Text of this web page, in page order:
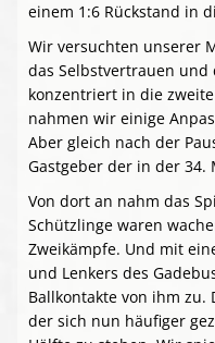
einem 1:6 Rückstand in
Wir versuchten unserer
das Selbstvertrauen
konzentriert in die
nahmen wir einige
Aber gleich nach der
Gastgeber der in der 34.
Von dort an nahm das
Schützlinge waren
Zweikämpfe. Und mit
und Lenkers des
Ballkontakte von ihm zu.
der sich nun häufiger